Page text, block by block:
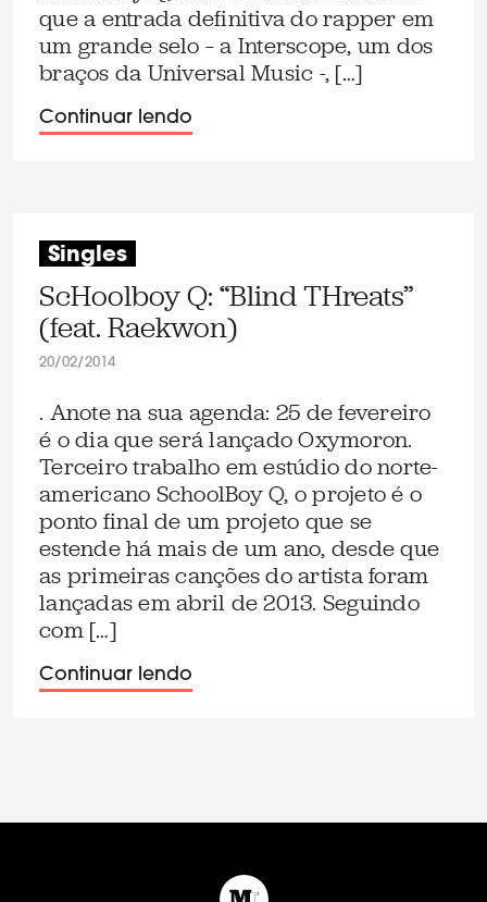
que a entrada definitiva do rapper em
um grande selo – a Interscope, um dos
braços da Universal Music -, […]
Continuar lendo
Singles
ScHoolboy Q: “Blind THreats”
(feat. Raekwon)
20/02/2014
. Anote na sua agenda: 25 de fevereiro
é o dia que será lançado Oxymoron.
Terceiro trabalho em estúdio do norte-
americano SchoolBoy Q, o projeto é o
ponto final de um projeto que se
estende há mais de um ano, desde que
as primeiras canções do artista foram
lançadas em abril de 2013. Seguindo
com […]
Continuar lendo